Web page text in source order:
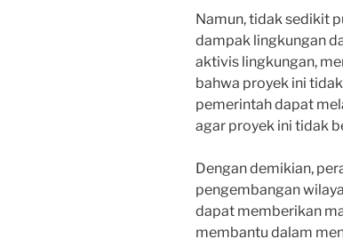
Namun, tidak sedikit
dampak lingkungan
aktivis lingkungan,
bahwa proyek ini
pemerintah dapat
agar proyek ini tidak
Dengan demikian,
pengembangan
dapat memberikan
membantu dalam